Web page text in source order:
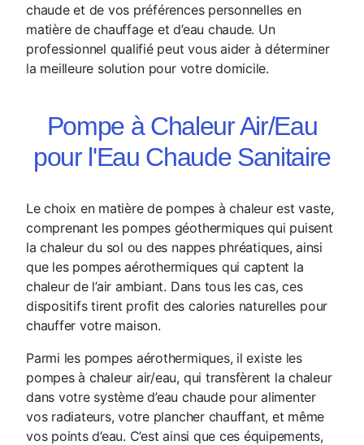
chaude et de vos préférences personnelles en
matière de chauffage et d’eau chaude. Un
professionnel qualifié peut vous aider à déterminer
la meilleure solution pour votre domicile.
Pompe à Chaleur Air/Eau
pour l'Eau Chaude Sanitaire
Le choix en matière de pompes à chaleur est vaste,
comprenant les pompes géothermiques qui puisent
la chaleur du sol ou des nappes phréatiques, ainsi
que les pompes aérothermiques qui captent la
chaleur de l’air ambiant. Dans tous les cas, ces
dispositifs tirent profit des calories naturelles pour
chauffer votre maison.
Parmi les pompes aérothermiques, il existe les
pompes à chaleur air/eau, qui transfèrent la chaleur
dans votre système d’eau chaude pour alimenter
vos radiateurs, votre plancher chauffant, et même
vos points d’eau. C’est ainsi que ces équipements,